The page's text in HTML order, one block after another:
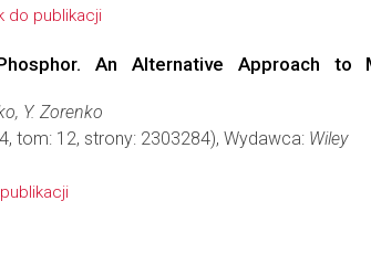
do publikacji
An Alternative Approach to
Y. Zorenko
tom: 12, strony: 2303284), Wydawca: Wiley